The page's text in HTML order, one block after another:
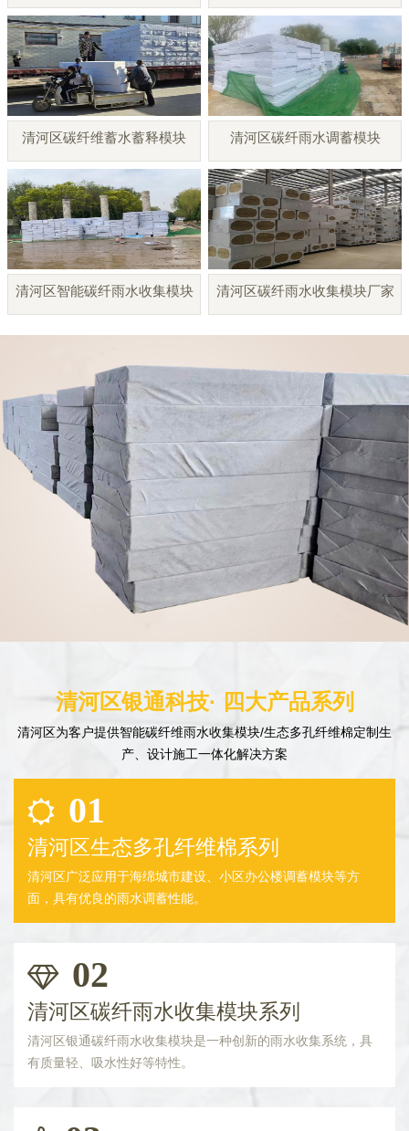
清河区碳纤维蓄水蓄释模块 清河区碳纤雨水调蓄模块
清河区智能碳纤雨水收集模块 清河区碳纤雨水收集模块厂家
清河区银通科技· 四大产品系列
清河区为客户提供智能碳纤维雨水收集模块/生态多孔纤维棉定制生
产、设计施工一体化解决方案
01
清河区生态多孔纤维棉系列
清河区广泛应用于海绵城市建设、小区办公楼调蓄模块等方
面，具有优良的雨水调蓄性能。
02
清河区碳纤雨水收集模块系列
清河区银通碳纤雨水收集模块是一种创新的雨水收集系统，具
有质量轻、吸水性好等特性。